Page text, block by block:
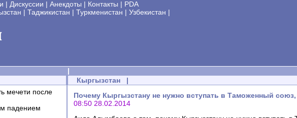
| Дискуссии | Анекдоты | Контакты | PDA
| Таджикистан | Туркменистан | Узбекистан |
|
мечети после
падением
Кыргызстан |
Почему Кыргызстану не нужно вступать в Таможенный
08:50 28.02.2014